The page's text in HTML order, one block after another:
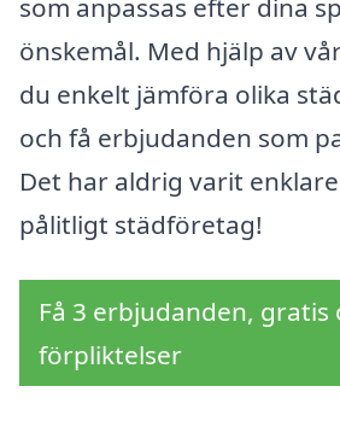
som anpassas efter dina
önskemål. Med hjälp av
du enkelt jämföra olika
och få erbjudanden som
Det har aldrig varit
pålitligt städföretag!
Få 3 erbjudanden, gratis
förpliktelser